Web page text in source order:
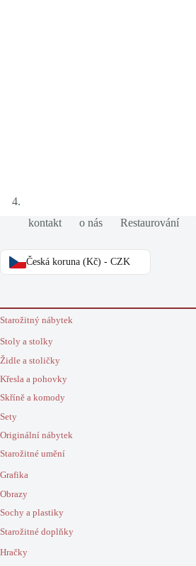
kontakt o nás Restaurování
Česká koruna (Kč) - CZK
Starožitný nábytek
Stoly a stolky
Židle a stoličky
Křesla a pohovky
Skříně a komody
Sety
Originální nábytek
Starožitné umění
Grafika
Obrazy
Sochy a plastiky
Starožitné doplňky
Hračky